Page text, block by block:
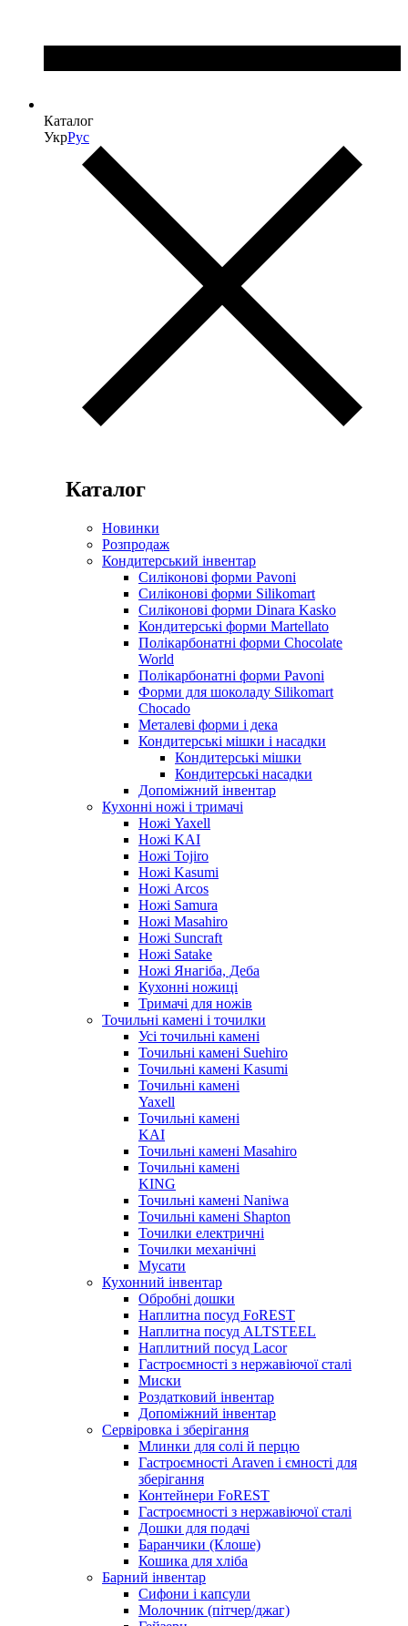
Каталог
УкрРус
Каталог
Новинки
Розпродаж
Кондитерський інвентар
Силіконові форми Pavoni
Силіконові форми Silikomart
Силіконові форми Dinara Kasko
Кондитерські форми Martellato
Полікарбонатні форми Chocolate
World
Полікарбонатні форми Pavoni
Форми для шоколаду Silikomart
Chocado
Металеві форми і дека
Кондитерські мішки і насадки
Кондитерські мішки
Кондитерські насадки
Допоміжний інвентар
Кухонні ножі і тримачі
Ножі Yaxell
Ножі KAI
Ножі Tojiro
Ножі Kasumi
Ножі Arcos
Ножі Samura
Ножі Masahiro
Ножі Suncraft
Ножі Satake
Ножі Янагіба, Деба
Кухонні ножиці
Тримачі для ножів
Точильні камені і точилки
Усі точильні камені
Точильні камені Suehiro
Точильні камені Kasumi
Точильні камені
Yaxell
Точильні камені
KAI
Точильні камені Masahiro
Точильні камені
KING
Точильні камені Naniwa
Точильні камені Shapton
Точилки електричні
Точилки механічні
Мусати
Кухонний інвентар
Обробні дошки
Наплитна посуд FoREST
Наплитна посуд ALTSTEEL
Наплитний посуд Lacor
Гастроємності з нержавіючої сталі
Миски
Роздатковий інвентар
Допоміжний інвентар
Сервіровка і зберігання
Млинки для солі й перцю
Гастроємності Araven і ємності для
зберігання
Контейнери FoREST
Гастроємності з нержавіючої сталі
Дошки для подачі
Баранчики (Клоше)
Кошика для хліба
Барний інвентар
Сифони і капсули
Молочник (пітчер/джаг)